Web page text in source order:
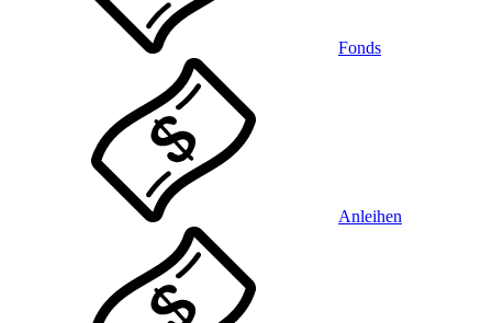
Fonds
Anleihen